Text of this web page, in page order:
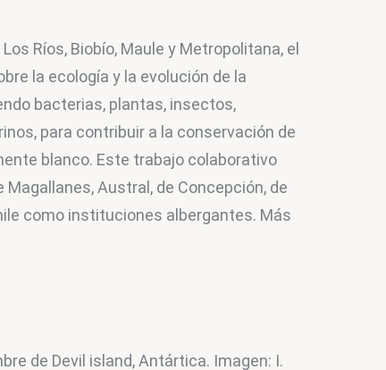
Ríos, Biobío, Maule y Metropolitana, el
la ecología y la evolución de la
bacterias, plantas, insectos,
para contribuir a la conservación de
blanco. Este trabajo colaborativo
Austral, de Concepción, de
como instituciones albergantes. Más
de Devil island, Antártica. Imagen: I.